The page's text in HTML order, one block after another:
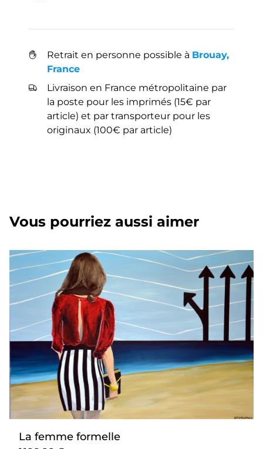
Retrait en personne possible à Brouay,
France
Livraison en France métropolitaine par
la poste pour les imprimés (15€ par
article) et par transporteur pour les
originaux (100€ par article)
Vous pourriez aussi aimer
La femme formelle